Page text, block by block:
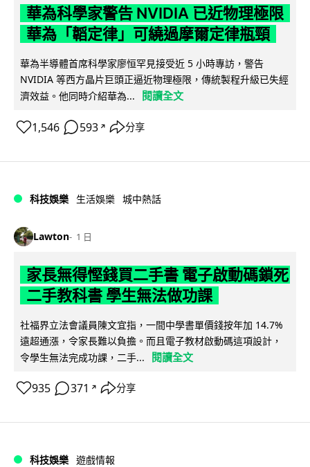
華為科學家警告 NVIDIA 已近物理極限
華為「韜定律」可繞過摩爾定律瓶頸
華為半導體首席科學家廖恒罕見接受近 5 小時專訪，警告
NVIDIA 等西方晶片巨頭正逼近物理極限，傳統製程升級已失經
濟效益。他同時介紹華為...
閱讀全文
1,546 593 ↗ 分享
科技娛樂 生活娛樂 城中熱話
Lawton 1 日
家長無得慳錢買二手書 電子啟動碼鎖死
二手教科書 學生無法做功課
社福界立法會議員陳文宜指，一間中學書單價錢按年加 14.7%
遠超通漲，令家長難以負擔。而且電子教材啟動碼這項設計，
令學生無法完成功課，二手...
閱讀全文
935 371 ↗ 分享
科技娛樂 遊戲情報